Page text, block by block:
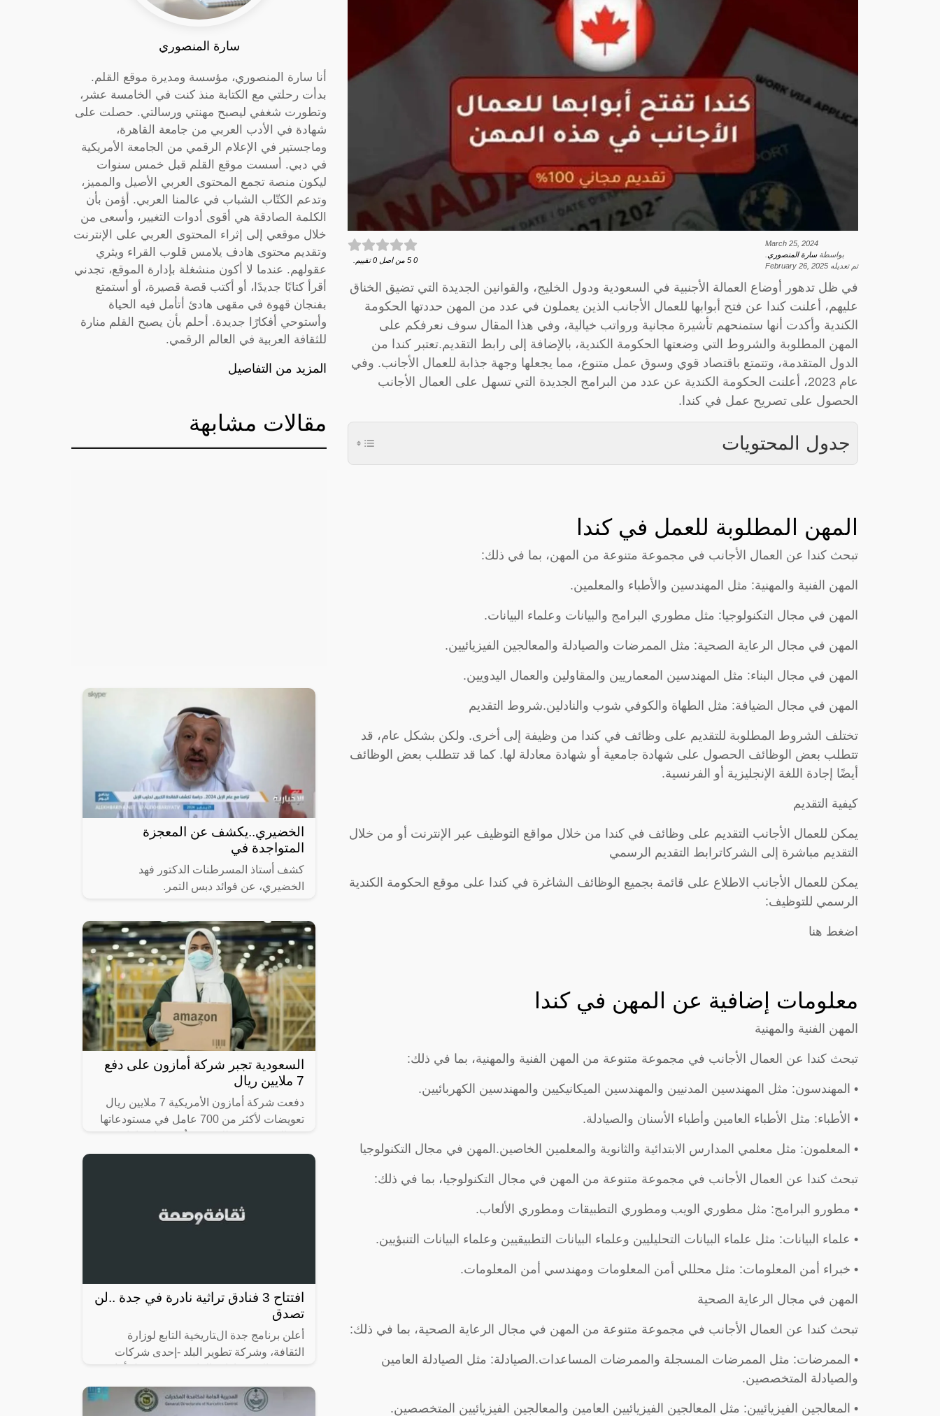
March 25, 2024
بواسطةسارة المنصوري
تم تعديله February 26, 2025
0
5 من اصل 0 تقييم.
في ظل تدهور أوضاع العمالة الأجنبية في السعودية ودول الخليج، والقوانين الجديدة التي تضيق الخناق
عليهم، أعلنت كندا عن فتح أبوابها للعمال الأجانب الذين يعملون في عدد من المهن حددتها الحكومة
الكندية وأكدت أنها ستمنحهم تأشيرة مجانية ورواتب خيالية، وفي هذا المقال سوف نعرفكم على
المهن المطلوبة والشروط التي وضعتها الحكومة الكندية، بالإضافة إلى رابط التقديم.تعتبر كندا من
الدول المتقدمة، وتتمتع باقتصاد قوي وسوق عمل متنوع، مما يجعلها وجهة جذابة للعمال الأجانب. وفي
عام 2023، أعلنت الحكومة الكندية عن عدد من البرامج الجديدة التي تسهل على العمال الأجانب
الحصول على تصريح عمل في كندا.
جدول المحتويات
المهن المطلوبة للعمل في كندا
تبحث كندا عن العمال الأجانب في مجموعة متنوعة من المهن، بما في ذلك:
المهن الفنية والمهنية: مثل المهندسين والأطباء والمعلمين.
المهن في مجال التكنولوجيا: مثل مطوري البرامج والبيانات وعلماء البيانات.
المهن في مجال الرعاية الصحية: مثل الممرضات والصيادلة والمعالجين الفيزيائيين.
المهن في مجال البناء: مثل المهندسين المعماريين والمقاولين والعمال اليدويين.
المهن في مجال الضيافة: مثل الطهاة والكوفي شوب والنادلين.شروط التقديم
تختلف الشروط المطلوبة للتقديم على وظائف في كندا من وظيفة إلى أخرى. ولكن بشكل عام، قد
تتطلب بعض الوظائف الحصول على شهادة جامعية أو شهادة معادلة لها. كما قد تتطلب بعض الوظائف
أيضًا إجادة اللغة الإنجليزية أو الفرنسية.
كيفية التقديم
يمكن للعمال الأجانب التقديم على وظائف في كندا من خلال مواقع التوظيف عبر الإنترنت أو من خلال
التقديم مباشرة إلى الشركاترابط التقديم الرسمي
يمكن للعمال الأجانب الاطلاع على قائمة بجميع الوظائف الشاغرة في كندا على موقع الحكومة الكندية
الرسمي للتوظيف:
اضغط هنا
معلومات إضافية عن المهن في كندا
المهن الفنية والمهنية
تبحث كندا عن العمال الأجانب في مجموعة متنوعة من المهن الفنية والمهنية، بما في ذلك:
• المهندسون: مثل المهندسين المدنيين والمهندسين الميكانيكيين والمهندسين الكهربائيين.
• الأطباء: مثل الأطباء العامين وأطباء الأسنان والصيادلة.
• المعلمون: مثل معلمي المدارس الابتدائية والثانوية والمعلمين الخاصين.المهن في مجال التكنولوجيا
تبحث كندا عن العمال الأجانب في مجموعة متنوعة من المهن في مجال التكنولوجيا، بما في ذلك:
• مطورو البرامج: مثل مطوري الويب ومطوري التطبيقات ومطوري الألعاب.
• علماء البيانات: مثل علماء البيانات التحليليين وعلماء البيانات التطبيقيين وعلماء البيانات التنبؤيين.
• خبراء أمن المعلومات: مثل محللي أمن المعلومات ومهندسي أمن المعلومات.
المهن في مجال الرعاية الصحية
تبحث كندا عن العمال الأجانب في مجموعة متنوعة من المهن في مجال الرعاية الصحية، بما في ذلك:
• الممرضات: مثل الممرضات المسجلة والممرضات المساعدات.الصيادلة: مثل الصيادلة العامين
والصيادلة المتخصصين.
• المعالجين الفيزيائيين: مثل المعالجين الفيزيائيين العامين والمعالجين الفيزيائيين المتخصصين.
سارة المنصوري
أنا سارة المنصوري، مؤسسة ومديرة موقع القلم.
بدأت رحلتي مع الكتابة منذ كنت في الخامسة عشر،
وتطورت شغفي ليصبح مهنتي ورسالتي. حصلت على
شهادة في الأدب العربي من جامعة القاهرة،
وماجستير في الإعلام الرقمي من الجامعة الأمريكية
في دبي. أسست موقع القلم قبل خمس سنوات
ليكون منصة تجمع المحتوى العربي الأصيل والمميز،
وتدعم الكتّاب الشباب في عالمنا العربي. أؤمن بأن
الكلمة الصادقة هي أقوى أدوات التغيير، وأسعى من
خلال موقعي إلى إثراء المحتوى العربي على الإنترنت
وتقديم محتوى هادف يلامس قلوب القراء ويثري
عقولهم. عندما لا أكون منشغلة بإدارة الموقع، تجدني
أقرأ كتابًا جديدًا، أو أكتب قصة قصيرة، أو أستمتع
بفنجان قهوة في مقهى هادئ أتأمل فيه الحياة
وأستوحي أفكارًا جديدة. أحلم بأن يصبح القلم منارة
للثقافة العربية في العالم الرقمي.
المزيد من التفاصيل
مقالات مشابهة
الخضيري..يكشف عن المعجزة
المتواجدة في
كشف أستاذ المسرطنات الدكتور فهد
الخضيري، عن فوائد دبس التمر.
السعودية تجبر شركة أمازون على دفع
7 ملايين ريال
دفعت شركة أمازون الأمريكية 7 ملايين ريال
تعويضات لأكثر من 700 عامل في مستودعاتها
واستغلال، ودفعهم رسومًا غير قانونية؛
افتتاح 3 فنادق تراثية نادرة في جدة ..لن
تصدق
أعلن برنامج جدة التاريخية التابع لوزارة
الثقافة، وشركة تطوير البلد -إحدى شركات
فنادق تراثية في منطقة جدة التاريخية،